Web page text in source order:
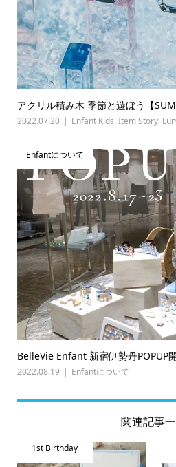
アクリル積み木 季節と遊ぼう【
2022.07.20 Enfant Kids, Item Story,
Enfantについて
BelleVie Enfant 新宿伊勢丹POPUP
2022.08.19 Enfantについて
関連記事
1st Birthday